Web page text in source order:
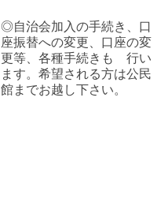
◎自治会加入の手続き、口
座振替への変更、口座の変
更等、各種手続きも 行い
ます。希望される方は公民
館までお越し下さい。